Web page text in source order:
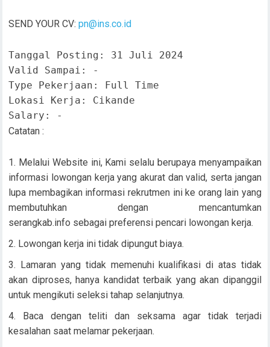
SEND YOUR CV:pn@ins.co.id
Tanggal Posting: 31 Juli 2024
Valid Sampai: -
Type Pekerjaan: Full Time
Lokasi Kerja: Cikande
Salary: -
Catatan :
Melalui Website ini, Kami selalu berupaya menyampaikan
informasi lowongan kerja yang akurat dan valid, serta jangan
lupa membagikan informasi rekrutmen ini ke orang lain yang
membutuhkan dengan mencantumkan
serangkab.info sebagai preferensi pencari lowongan kerja.
Lowongan kerja ini tidak dipungut biaya.
Lamaran yang tidak memenuhi kualifikasi di atas tidak
akan diproses, hanya kandidat terbaik yang akan dipanggil
untuk mengikuti seleksi tahap selanjutnya.
Baca dengan teliti dan seksama agar tidak terjadi
kesalahan saat melamar pekerjaan.